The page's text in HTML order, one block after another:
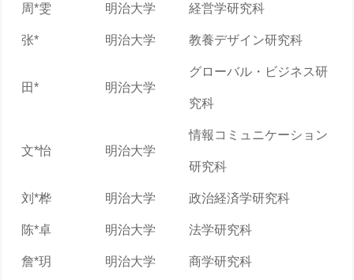
周*雯 明治大学 経営学研究科
张* 明治大学 教養デザイン研究科
田* 明治大学
グローバル・ビジネス研
究科
文*怡 明治大学
情報コミュニケーション
研究科
刘*桦 明治大学 政治経済学研究科
陈*卓 明治大学 法学研究科
詹*玥 明治大学 商学研究科